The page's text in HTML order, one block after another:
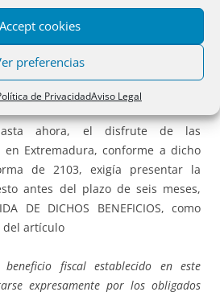
Accept cookies
preferencias
de PrivacidadAviso Legal
15 del Texto Refundido de las
de la Comunidad Autónoma de
de tributos cedidos por el Estado,
1/2013, de 21 de mayo
ahora, el disfrute de las
en Extremadura, conforme a dicho
de 2103, exigía presentar la
antes del plazo de seis meses,
DE DICHOS BENEFICIOS, como
del artículo
fiscal establecido en este
expresamente por los obligados